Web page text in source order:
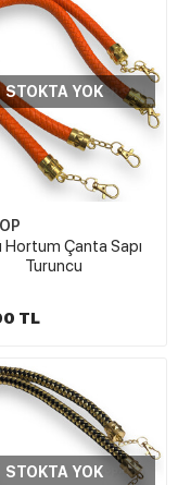
STOKTA YOK
Hortum Çanta Sapı
Turuncu
TL
STOKTA YOK